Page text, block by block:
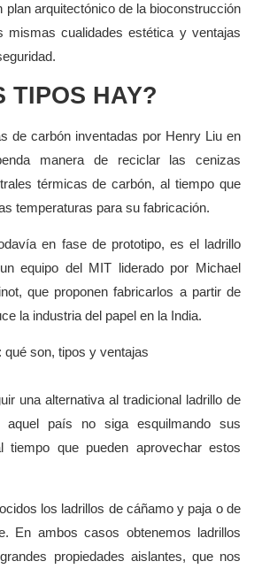
plan arquitectónico de la bioconstrucción
mismas cualidades estética y ventajas
TIPOS HAY?
de carbón inventadas por Henry Liu en
manera de reciclar las cenizas
térmicas de carbón, al tiempo que
temperaturas para su fabricación.
en fase de prototipo, es el ladrillo
equipo del MIT liderado por Michael
que proponen fabricarlos a partir de
la industria del papel en la India.
una alternativa al tradicional ladrillo de
país no siga esquilmando sus
tiempo que pueden aprovechar estos
los ladrillos de cáñamo y paja o de
En ambos casos obtenemos ladrillos
propiedades aislantes, que nos